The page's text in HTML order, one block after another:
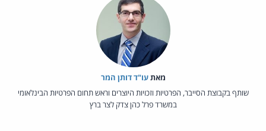
מאת‏עו"ד דותן המר
שותף בקבוצת הסייבר, הפרטיות וזכויות היוצרים וראש תחום הפרטיות הבינלאומי
במשרד פרל כהן צדק לצר ברץ